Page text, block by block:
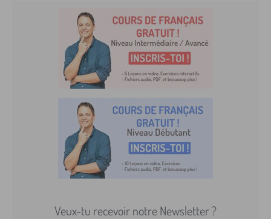
Veux-tu recevoir notre Newsletter ?